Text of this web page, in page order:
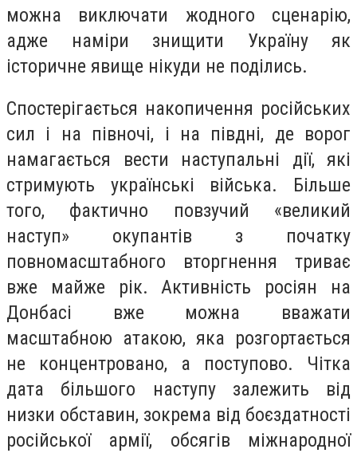
можна виключати жодного сценарію,
адже наміри знищити Україну як
історичне явище нікуди не поділись.
Спостерігається накопичення російських
сил і на півночі, і на півдні, де ворог
намагається вести наступальні дії, які
стримують українські війська. Більше
того, фактично повзучий «великий
наступ» окупантів з початку
повномасштабного вторгнення триває
вже майже рік. Активність росіян на
Донбасі вже можна вважати
масштабною атакою, яка розгортається
не концентровано, а поступово. Чітка
дата більшого наступу залежить від
низки обставин, зокрема від боєздатності
російської армії, обсягів міжнародної